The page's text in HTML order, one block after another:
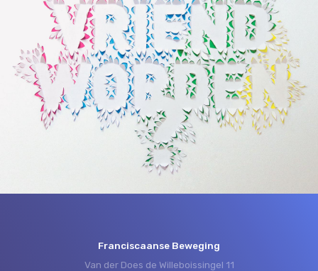
Franciscaanse Beweging
Van der Does de Willeboissingel 11